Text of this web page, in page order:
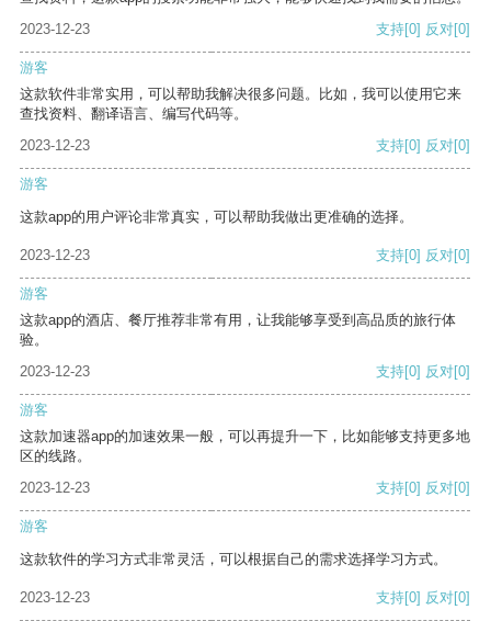
2023-12-23
支持[0] 反对[0]
游客
这款软件非常实用，可以帮助我解决很多问题。比如，我可以使用它来
查找资料、翻译语言、编写代码等。
2023-12-23
支持[0] 反对[0]
游客
这款app的用户评论非常真实，可以帮助我做出更准确的选择。
2023-12-23 支持[0] 反对[0]
游客
这款app的酒店、餐厅推荐非常有用，让我能够享受到高品质的旅行体
验。
2023-12-23
支持[0] 反对[0]
游客
这款加速器app的加速效果一般，可以再提升一下，比如能够支持更多地
区的线路。
2023-12-23
支持[0] 反对[0]
游客
这款软件的学习方式非常灵活，可以根据自己的需求选择学习方式。
2023-12-23 支持[0] 反对[0]